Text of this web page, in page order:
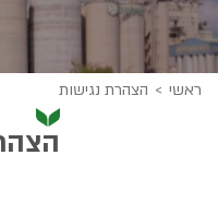
ראשי > הצהרת נגישות